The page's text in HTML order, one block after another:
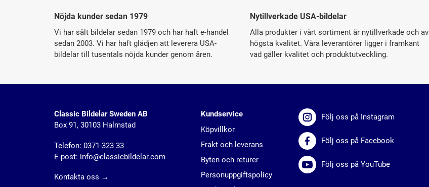
Nöjda kunder sedan 1979
Vi har sålt bildelar sedan 1979 och har haft e-handel
sedan 2003. Vi har haft glädjen att leverera USA-
bildelar till tusentals nöjda kunder genom åren.
Nytillverkade USA-bildelar
Alla produkter i vårt sortiment är nytillverkade och av
högsta kvalitet. Våra leverantörer ligger i framkant
vad gäller kvalitet och produktutveckling.
Classic Bildelar Sweden AB
Box 91, 30103 Halmstad
Telefon: 0371-323 33
E-post: info@classicbildelar.com
Kontakta oss →
Kundservice
Köpvillkor
Frakt och leverans
Byten och returer
Personuppgiftspolicy
Följ oss på Instagram
Följ oss på Facebook
Följ oss på YouTube